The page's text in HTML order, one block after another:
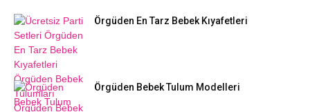
Örgüden En Tarz Bebek Kıyafetleri
Örgüden Bebek Tulum Modelleri